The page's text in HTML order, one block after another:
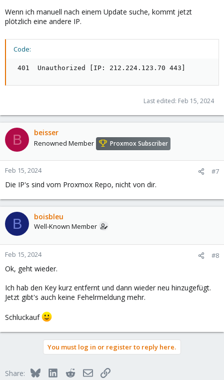
Wenn ich manuell nach einem Update suche, kommt jetzt
plötzlich eine andere IP.
Code:
401  Unauthorized [IP: 212.224.123.70 443]
Last edited: Feb 15, 2024
B beisser
Renowned Member Proxmox Subscriber
Feb 15, 2024 #7
Die IP's sind vom Proxmox Repo, nicht von dir.
B boisbleu
Well-Known Member
Feb 15, 2024 #8
Ok, geht wieder.
Ich hab den Key kurz entfernt und dann wieder neu hinzugefügt.
Jetzt gibt's auch keine Fehelrmeldung mehr.
Schluckauf
You must log in or register to reply here.
Share: BlueskyLinkedInRedditEmailLink